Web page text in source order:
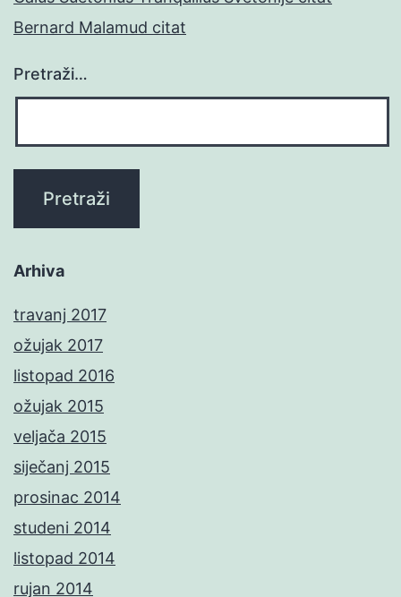
Bernard Malamud citat
Pretraži…
Arhiva
travanj 2017
ožujak 2017
listopad 2016
ožujak 2015
veljača 2015
siječanj 2015
prosinac 2014
studeni 2014
listopad 2014
rujan 2014